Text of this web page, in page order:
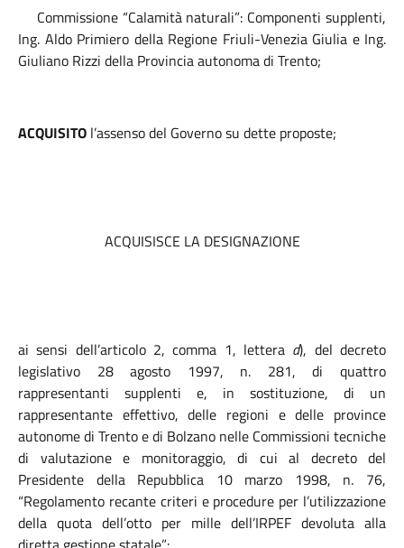
Commissione “Calamità naturali”: Componenti supplenti,
Ing. Aldo Primiero della Regione Friuli-Venezia Giulia e Ing.
Giuliano Rizzi della Provincia autonoma di Trento;
ACQUISITO l’assenso del Governo su dette proposte;
ACQUISISCE LA DESIGNAZIONE
ai sensi dell’articolo 2, comma 1, lettera d), del decreto
legislativo 28 agosto 1997, n. 281, di quattro
rappresentanti supplenti e, in sostituzione, di un
rappresentante effettivo, delle regioni e delle province
autonome di Trento e di Bolzano nelle Commissioni tecniche
di valutazione e monitoraggio, di cui al decreto del
Presidente della Repubblica 10 marzo 1998, n. 76,
“Regolamento recante criteri e procedure per l’utilizzazione
della quota dell’otto per mille dell’IRPEF devoluta alla